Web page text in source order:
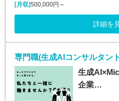
[月収]500,000円～
詳細を
専門職(生成AIコンサルタン
生成
企業…